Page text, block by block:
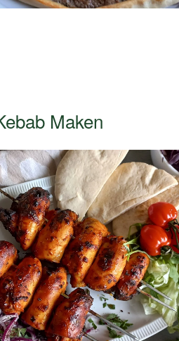
Maken